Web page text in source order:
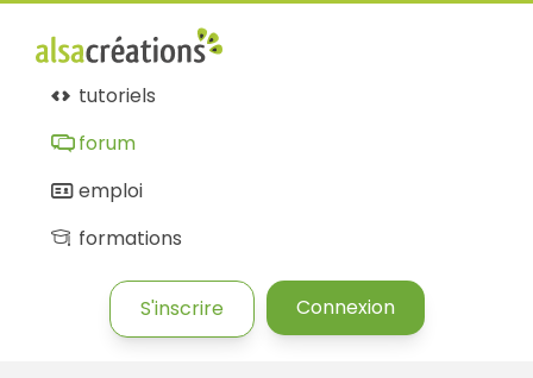
tutoriels
forum
emploi
formations
S'inscrire Connexion